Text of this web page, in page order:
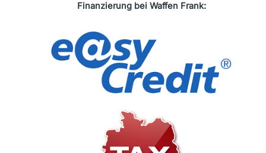
Finanzierung bei Waffen Frank: